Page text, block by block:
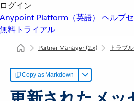
ログイン
Anypoint Platform（英語） ヘルプ
無料トライアル
Partner Manager(2.x) トラブ
Copy as Markdown